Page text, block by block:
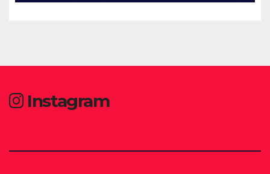
Instagram